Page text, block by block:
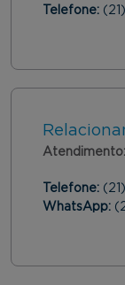
Telefone:
Atendimento:
Telefone:
WhatsApp: